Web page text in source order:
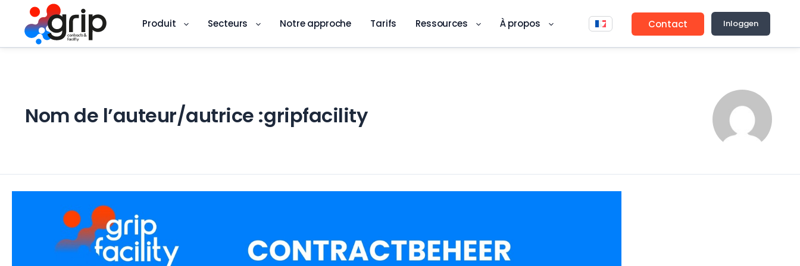
Produit
Application DKS
Inspection qualité numérique sur site
Secteurs Notre approche Tarifs Ressources À propos Contact Inloggen
Nom de l’auteur/autrice :gripfacility